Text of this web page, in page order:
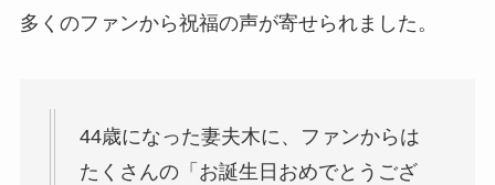
多くのファンから祝福の声が寄せられました。
44歳になった妻夫木に、ファンからは
たくさんの「お誕生日おめでとうござ